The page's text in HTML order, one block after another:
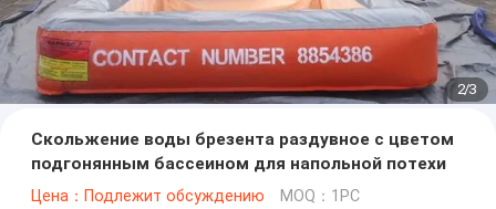
2/3
Скольжение воды брезента раздувное с цветом
подгонянным бассеином для напольной потехи
Цена：Подлежит обсуждению MOQ：1PC